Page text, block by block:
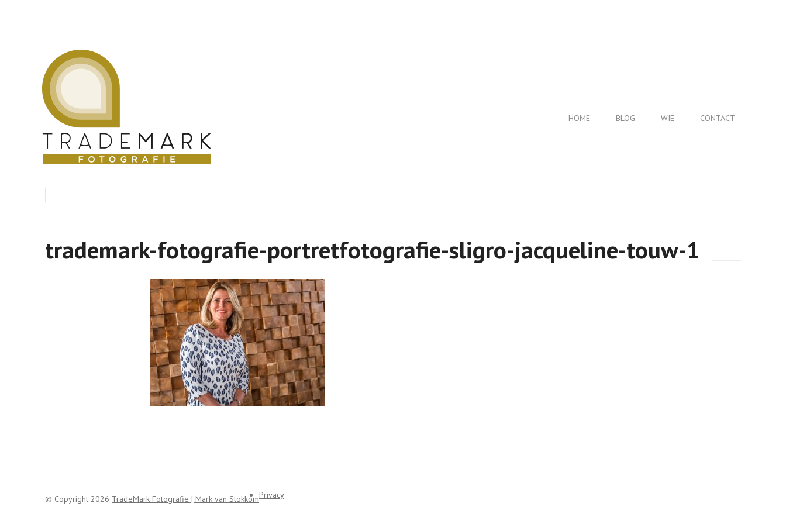
HOME BLOG WIE CONTACT
trademark-fotografie-portretfotografie-sligro-jacqueline-touw-1
© Copyright 2026 TradeMark Fotografie | Mark van StokkomPrivacy